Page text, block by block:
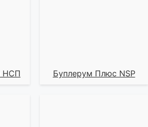
НСП Буплерум Плюс NSP